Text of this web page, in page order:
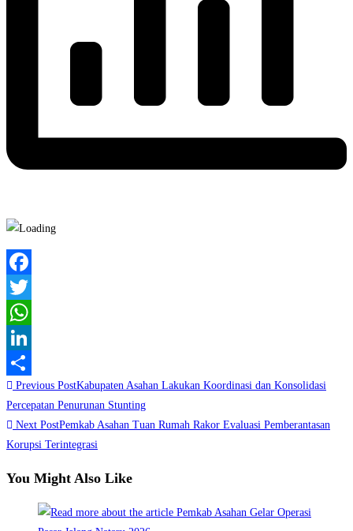
Facebook
Twitter
WhatsApp
LinkedIn
Share
Read
more
articles
Previous PostKabupaten Asahan Lakukan Koordinasi dan Konsolidasi
Percepatan Penurunan Stunting
Next PostPemkab Asahan Tuan Rumah Rakor Evaluasi Pemberantasan
Korupsi Terintegrasi
You Might Also Like